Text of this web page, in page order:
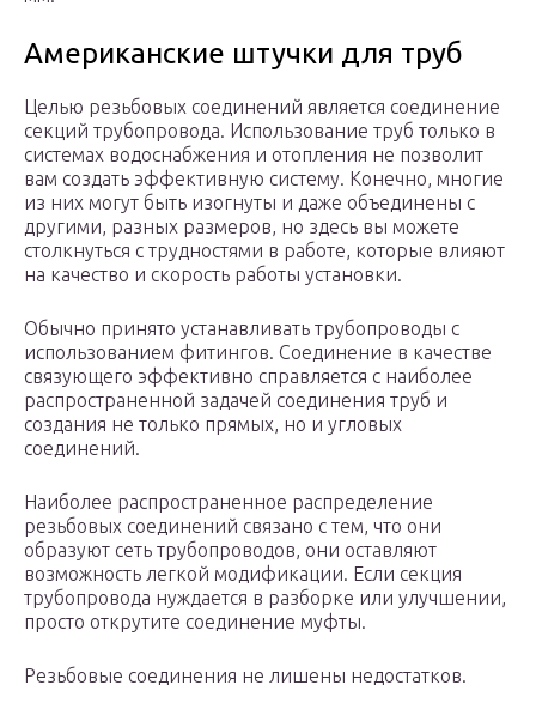
Американские штучки для труб
Целью резьбовых соединений является соединение
секций трубопровода. Использование труб только в
системах водоснабжения и отопления не позволит
вам создать эффективную систему. Конечно, многие
из них могут быть изогнуты и даже объединены с
другими, разных размеров, но здесь вы можете
столкнуться с трудностями в работе, которые влияют
на качество и скорость работы установки.
Обычно принято устанавливать трубопроводы с
использованием фитингов. Соединение в качестве
связующего эффективно справляется с наиболее
распространенной задачей соединения труб и
создания не только прямых, но и угловых
соединений.
Наиболее распространенное распределение
резьбовых соединений связано с тем, что они
образуют сеть трубопроводов, они оставляют
возможность легкой модификации. Если секция
трубопровода нуждается в разборке или улучшении,
просто открутите соединение муфты.
Резьбовые соединения не лишены недостатков.